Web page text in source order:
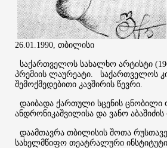
26.01.1990, თბილისი
საქართველოს სახალხო არტისტი
პრემიის ლაურეატი. საქართველოს
შემოქმედებითი კავშირის წევრი.
დაიბადა ქართული სცენის ცნობილი
ანდრონიკაშვილისა და ვანო აბაშიძის
დაამთავრა თბილისის შოთა
სახელმწიფო თეატრალური ინსტიტუტი